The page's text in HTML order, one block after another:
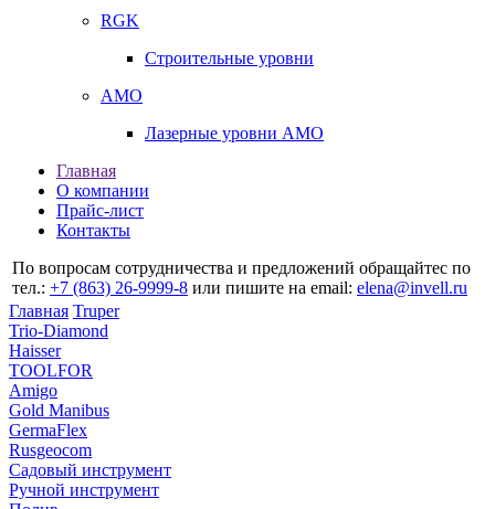
RGK
Строительные уровни
AMO
Лазерные уровни AMO
Главная
О компании
Прайс-лист
Контакты
По вопросам сотрудничества и предложений обращайтес по
тел.: +7 (863) 26‐9999‐8 или пишите на email: elena@invell.ru
Главная Truper
Trio-Diamond
Haisser
TOOLFOR
Amigo
Gold Manibus
GermaFlex
Rusgeocom
Садовый инструмент
Ручной инструмент